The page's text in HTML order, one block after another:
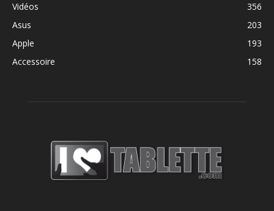
Vidéos
356
Asus
203
Apple
193
Accessoire
158